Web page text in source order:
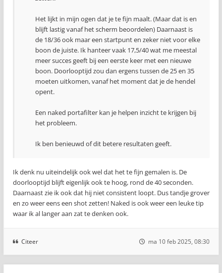
Het lijkt in mijn ogen dat je te fijn maalt. (Maar dat is en
blijft lastig vanaf het scherm beoordelen) Daarnaast is
de 18/36 ook maar een startpunt en zeker niet voor elke
boon de juiste. Ik hanteer vaak 17,5/40 wat me meestal
meer succes geeft bij een eerste keer met een nieuwe
boon. Doorlooptijd zou dan ergens tussen de 25 en 35
moeten uitkomen, vanaf het moment dat je de hendel
opent.
Een naked portafilter kan je helpen inzicht te krijgen bij
het probleem.
Ik ben benieuwd of dit betere resultaten geeft.
Ik denk nu uiteindelijk ook wel dat het te fijn gemalen is. De
doorlooptijd blijft eigenlijk ook te hoog, rond de 40 seconden.
Daarnaast zie ik ook dat hij niet consistent loopt. Dus tandje grover
en zo weer eens een shot zetten! Naked is ook weer een leuke tip
waar ik al langer aan zat te denken ook.
Citeer ma 10 feb 2025, 08:30